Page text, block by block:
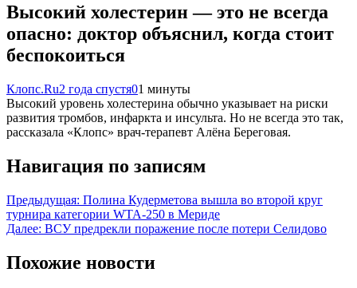
Высокий холестерин — это не всегда
опасно: доктор объяснил, когда стоит
беспокоиться
Клопс.Ru2 года спустя01 минуты
Высокий уровень холестерина обычно указывает на риски
развития тромбов, инфаркта и инсульта. Но не всегда это так,
рассказала «Клопс» врач-терапевт Алёна Береговая.
Навигация по записям
Предыдущая: Полина Кудерметова вышла во второй круг
турнира категории WTA-250 в Мериде
Далее: ВСУ предрекли поражение после потери Селидово
Похожие новости